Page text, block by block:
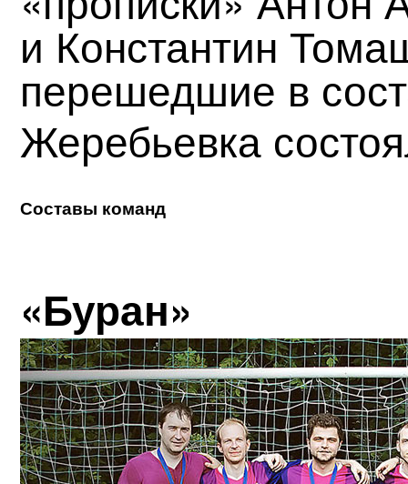
и Константин
перешедшие в
Жеребьевка
Составы команд
«Буран»